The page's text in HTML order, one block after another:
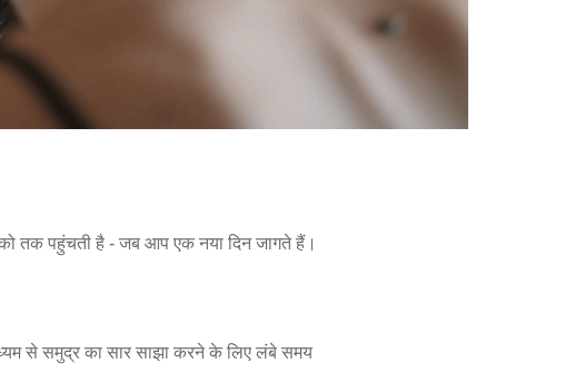
तक पहुंचती है - जब आप एक नया दिन जागते हैं।
से समुद्र का सार साझा करने के लिए लंबे समय